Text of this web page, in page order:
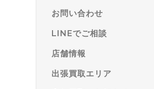
お問い合わせ
LINEでご相談
店舗情報
出張買取エリア